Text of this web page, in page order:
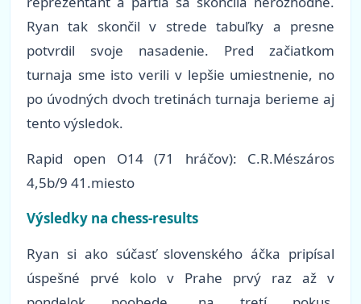
Ryan tak skončil v strede tabuľky a presne
potvrdil svoje nasadenie. Pred začiatkom
turnaja sme isto verili v lepšie umiestnenie, no
po úvodných dvoch tretinách turnaja berieme aj
tento výsledok.
Rapid open O14 (71 hráčov): C.R.Mészáros
4,5b/9 41.miesto
Výsledky na chess-results
Ryan si ako súčasť slovenského áčka pripísal
úspešné prvé kolo v Prahe prvý raz až v